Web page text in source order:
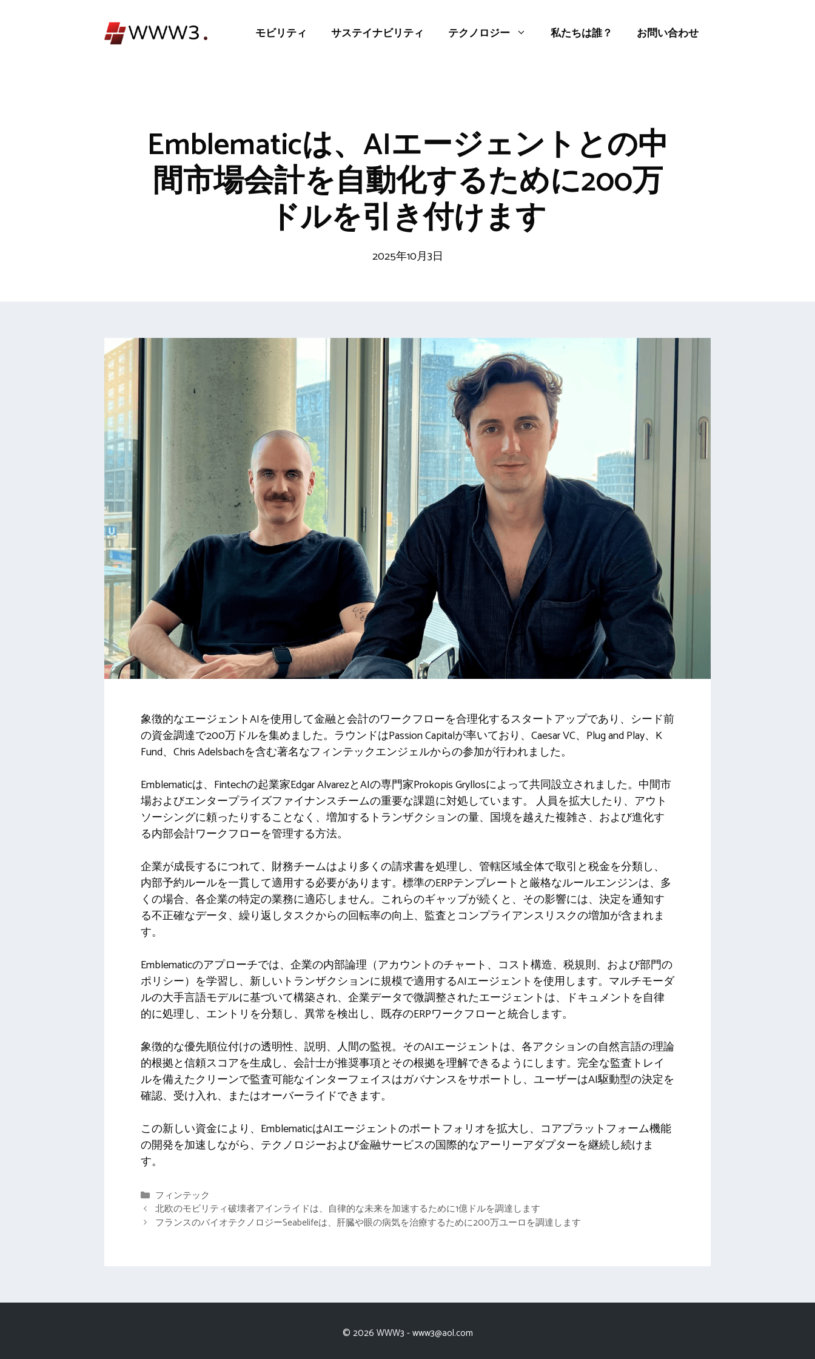
モビリティ サステイナビリティ テクノロジー 私たちは誰？ お問い合わせ
Emblematicは、AIエージェントとの中
間市場会計を自動化するために200万
ドルを引き付けます
2025年10月3日
象徴的なエージェントAIを使用して金融と会計のワークフローを合理化するスタートアップであり、シード前
の資金調達で200万ドルを集めました。ラウンドはPassion Capitalが率いており、Caesar VC、Plug and Play、K
Fund、Chris Adelsbachを含む著名なフィンテックエンジェルからの参加が行われました。
Emblematicは、Fintechの起業家Edgar AlvarezとAIの専門家Prokopis Gryllosによって共同設立されました。中間市
場およびエンタープライズファイナンスチームの重要な課題に対処しています。 人員を拡大したり、アウト
ソーシングに頼ったりすることなく、増加するトランザクションの量、国境を越えた複雑さ、および進化す
る内部会計ワークフローを管理する方法。
企業が成長するにつれて、財務チームはより多くの請求書を処理し、管轄区域全体で取引と税金を分類し、
内部予約ルールを一貫して適用する必要があります。標準のERPテンプレートと厳格なルールエンジンは、多
くの場合、各企業の特定の業務に適応しません。これらのギャップが続くと、その影響には、決定を通知す
る不正確なデータ、繰り返しタスクからの回転率の向上、監査とコンプライアンスリスクの増加が含まれま
す。
Emblematicのアプローチでは、企業の内部論理（アカウントのチャート、コスト構造、税規則、および部門の
ポリシー）を学習し、新しいトランザクションに規模で適用するAIエージェントを使用します。マルチモーダ
ルの大手言語モデルに基づいて構築され、企業データで微調整されたエージェントは、ドキュメントを自律
的に処理し、エントリを分類し、異常を検出し、既存のERPワークフローと統合します。
象徴的な優先順位付けの透明性、説明、人間の監視。そのAIエージェントは、各アクションの自然言語の理論
的根拠と信頼スコアを生成し、会計士が推奨事項とその根拠を理解できるようにします。完全な監査トレイ
ルを備えたクリーンで監査可能なインターフェイスはガバナンスをサポートし、ユーザーはAI駆動型の決定を
確認、受け入れ、またはオーバーライドできます。
この新しい資金により、EmblematicはAIエージェントのポートフォリオを拡大し、コアプラットフォーム機能
の開発を加速しながら、テクノロジーおよび金融サービスの国際的なアーリーアダプターを継続し続けま
す。
カ
テ
ゴ
フィンテック
北欧のモビリティ破壊者アインライドは、自律的な未来を加速するために1億ドルを調達します
フランスのバイオテクノロジーSeabelifeは、肝臓や眼の病気を治療するために200万ユーロを調達します
© 2026 WWW3 -www3@aol.com